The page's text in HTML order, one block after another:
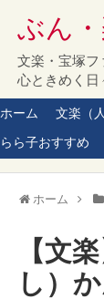
ぶん
文楽・宝塚フ
心ときめく日
ホーム 文楽（
らら子おすすめ
ホーム
【文
し）